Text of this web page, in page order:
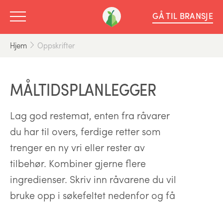
GÅ TIL BRANSJE
Hjem Oppskrifter
MÅLTIDSPLANLEGGER
Lag god restemat, enten fra råvarer
du har til overs, ferdige retter som
trenger en ny vri eller rester av
tilbehør. Kombiner gjerne flere
ingredienser. Skriv inn råvarene du vil
bruke opp i søkefeltet nedenfor og få